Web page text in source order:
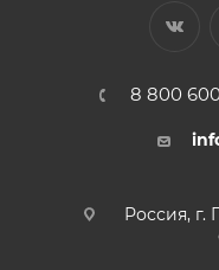
8 800
Россия, г.